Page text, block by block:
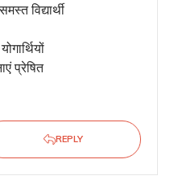
विद्यार्थी
प्रेषित
REPLY